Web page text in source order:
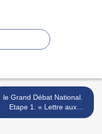
le Grand Débat National.
Etape 1. « Lettre aux
français » du Président de